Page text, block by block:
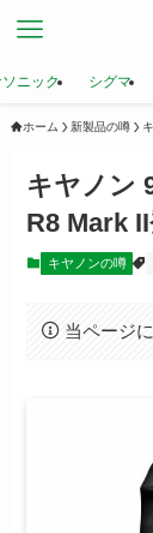
ニック シグマ
ホーム 新製品の噂
キヤノン
R8 Mark
キヤノンの噂
当ページ